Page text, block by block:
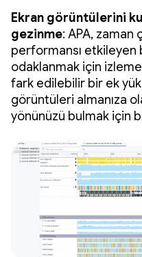
Ekran görüntülerini
gezinme: APA,
performansı etkileyen
odaklanmak için
fark edilebilir bir ek
görüntüleri almanıza
yönünüzü bulmak için